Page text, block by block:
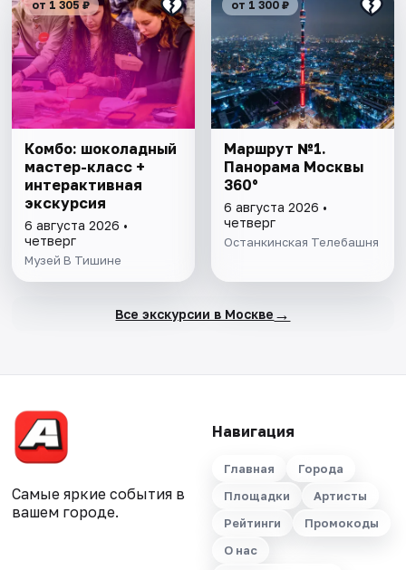
от 1 305 ₽
Комбо: шоколадный
мастер-класс +
интерактивная
экскурсия
6 августа 2026 •
четверг
Музей В Тишине
от 1 300 ₽
Маршрут №1.
Панорама Москвы
360°
6 августа 2026 •
четверг
Останкинская Телебашня
Все экскурсии в Москве →
Самые яркие события в
вашем городе.
Навигация
Главная
Города
Площадки
Артисты
Рейтинги
Промокоды
О нас